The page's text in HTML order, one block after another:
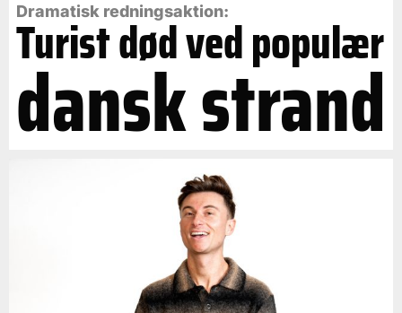
Dramatisk redningsaktion:
Turist død ved populær
dansk strand